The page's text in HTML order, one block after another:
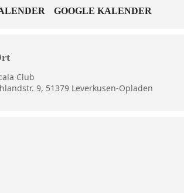
GOOGLE KALENDER
Club
9, 51379 Leverkusen-Opladen